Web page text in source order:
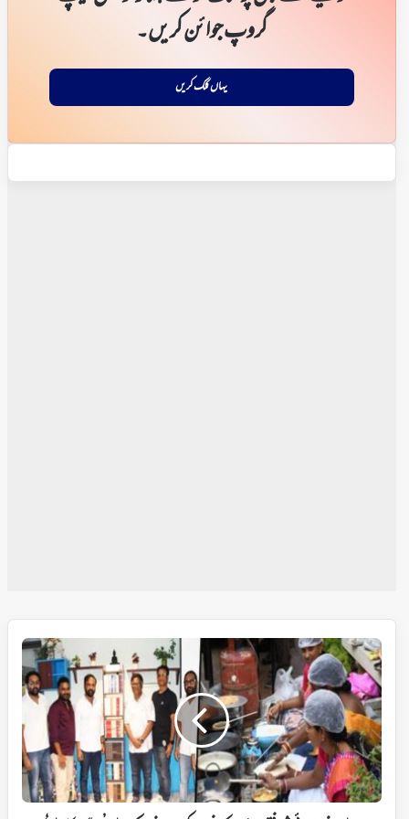
گروپ جوائن کریں۔
یہاں کلک کریں
اونا
مالو
نے
علاقائی
ثقافتی
ورثہ
اور
کہانیوں
کو